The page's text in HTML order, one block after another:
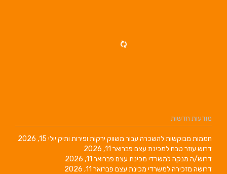
מודעות חדשות
חממות מבוקשות להשכרה עבור משווק ירקות ופירות ותיק יולי 15, 2026
דרוש עוזר טבח למכינת עצם פברואר 11, 2026
דרוש/ה מנקה למשרדי מכינת עצם פברואר 11, 2026
דרושה מזכירה למשרדי מכינת עצם פברואר 11, 2026